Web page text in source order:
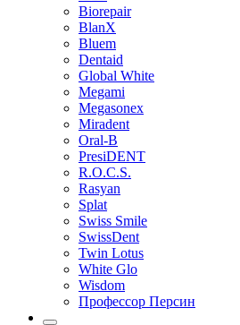
Biorepair
BlanX
Bluem
Dentaid
Global White
Megami
Megasonex
Miradent
Oral-B
PresiDENT
R.O.C.S.
Rasyan
Splat
Swiss Smile
SwissDent
Twin Lotus
White Glo
Wisdom
Профессор Персин